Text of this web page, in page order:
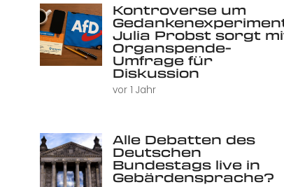
Kontroverse um
Julia Probst sorgt
Organspende-
Umfrage für
Diskussion
vor 1 Jahr
Alle Debatten des
Deutschen
Bundestags live in
Gebärdensprache?